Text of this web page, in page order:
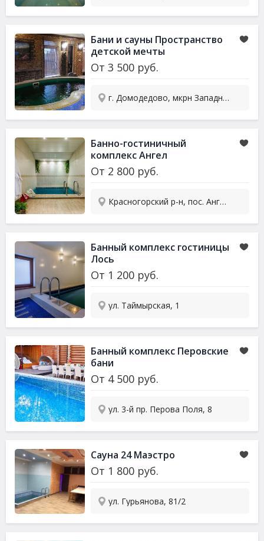
Бани и сауны Пространство
детской мечты
От3 500 руб.
г. Домодедово, мкрн Западный, Каширское ш., 44 км, вл. Дачник, с3
Банно-гостиничный
комплекс Ангел
От 2 800 руб.
Красногорский р-н, пос. Ангелово, ул. Школьная, 63б
Банный комплекс гостиницы
Лось
От 1 200 руб.
ул. Таймырская, 1
Банный комплекс Перовские
бани
От 4 500 руб.
ул. 3-й пр. Перова Поля, 8
Сауна 24 Маэстро
От 1 800 руб.
ул. Гурьянова, 81/2